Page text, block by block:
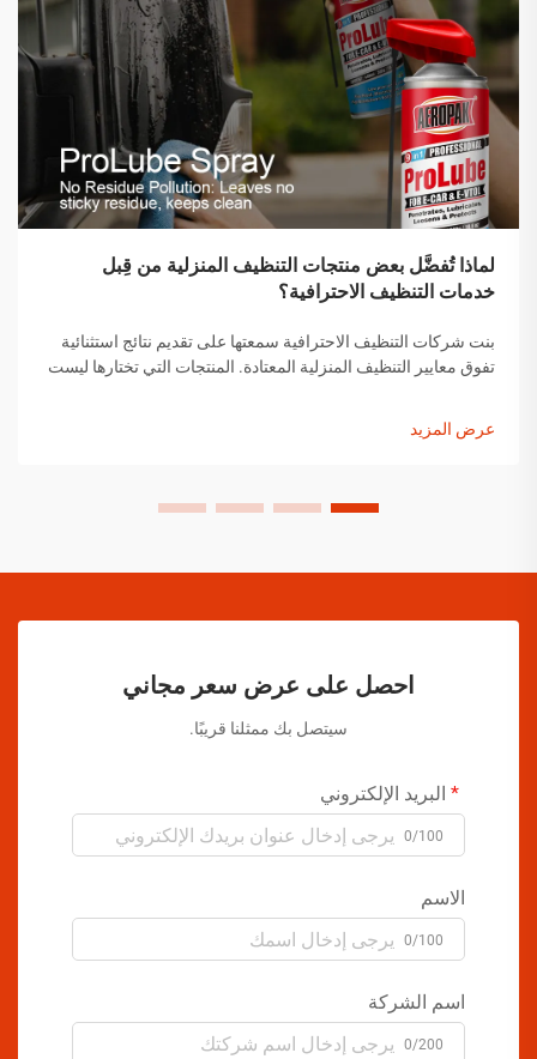
لماذا تُفضَّل بعض منتجات التنظيف المنزلية من قِبل
خدمات التنظيف الاحترافية؟
بنت شركات التنظيف الاحترافية سمعتها على تقديم نتائج استثنائية
تفوق معايير التنظيف المنزلية المعتادة. المنتجات التي تختارها ليست
عرض المزيد
احصل على عرض سعر مجاني
سيتصل بك ممثلنا قريبًا.
البريد الإلكتروني
0/100
الاسم
0/100
اسم الشركة
0/200